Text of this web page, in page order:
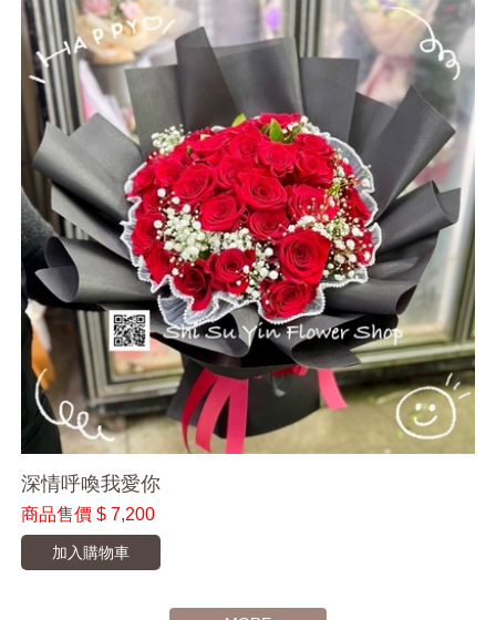
深情呼喚我愛你
商品售價 $ 7,200
加入購物車